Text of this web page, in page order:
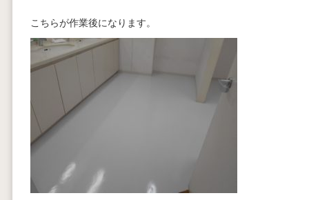
こちらが作業後になります。